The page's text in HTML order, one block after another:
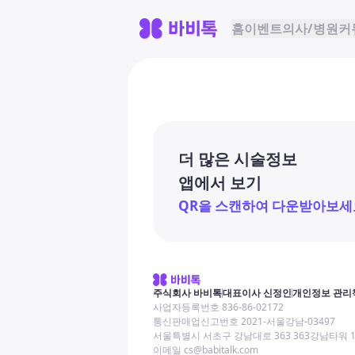
홈이벤트의사/병원커
더 많은 시술정보
앱에서 보기
QR을 스캔하여 다운받아보세
주식회사 바비톡대표이사 신정인개인정보 관리
사업자등록번호 836-86-02172
통신판매업신고번호 2021-서울강남-03497
서울특별시 서초구 강남대로 363 363강남타워
이메일 cs@babitalk.com